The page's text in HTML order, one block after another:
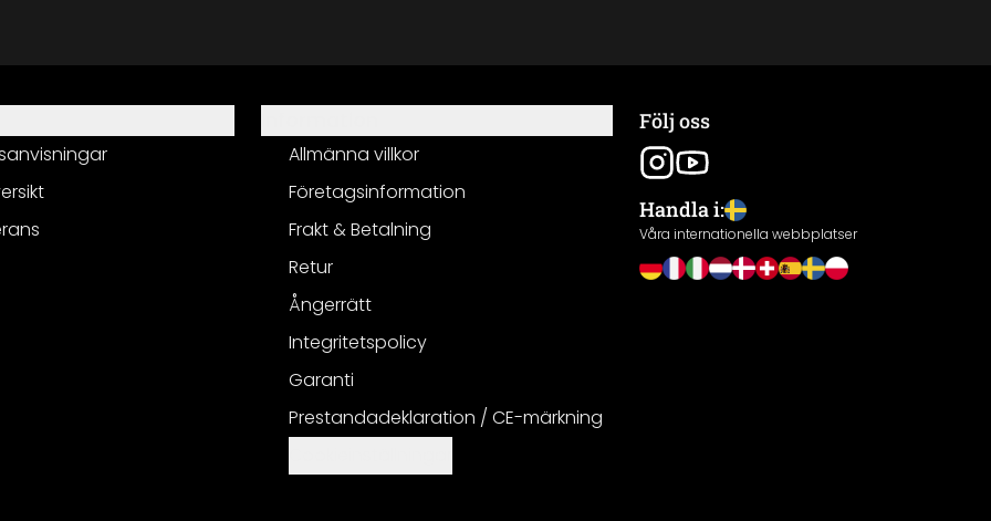
Allmänna villkor
Företagsinformation
Frakt & Betalning
Retur
Ångerrätt
Integritetspolicy
Garanti
Prestandadeklaration / CE-märkning
Följ oss
Handla i:
Våra internationella webbplatser